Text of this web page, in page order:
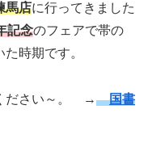
馬店に行ってきました
記念のフェアで帯の
時期です。
ださい～。 →
国書